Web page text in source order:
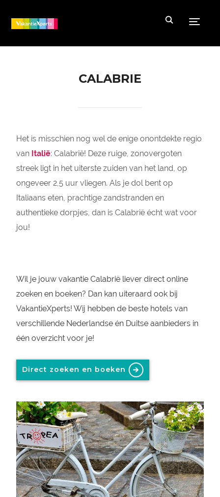
CALABRIE
Het is misschien nog wel de enige onontdekte regio
van Italië: Calabrië! Deze ruige, zonovergoten
streek ligt in het uiterste zuiden van het land, op
ongeveer 2,5 uur vliegen. Als je dol bent op
Italiaans eten, prachtige zandstranden en
authentieke dorpjes, dan is Calabrië écht wat voor
jou!
Wil je jouw vakantie Calabrië liever direct online
zoeken en boeken? Dan kan uiteraard ook bij
VakantieXperts! Wij hebben de beste hotels van
verschillende Nederlandse én Duitse aanbieders in
één overzicht voor je!
Direct zoeken en boeken